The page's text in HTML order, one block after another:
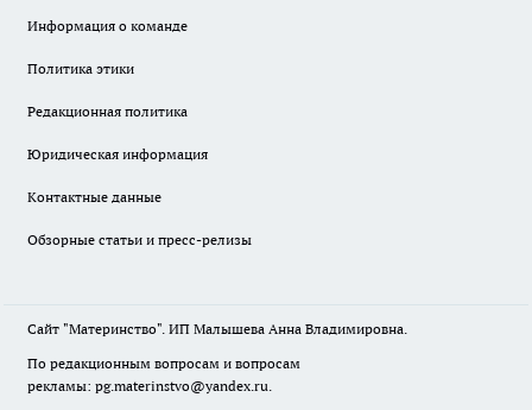
Информация о команде
Политика этики
Редакционная политика
Юридическая информация
Контактные данные
Обзорные статьи и пресс-релизы
Сайт "Материнство". ИП Малышева Анна Владимировна.
По редакционным вопросам и вопросам
рекламы: pg.materinstvo@yandex.ru.